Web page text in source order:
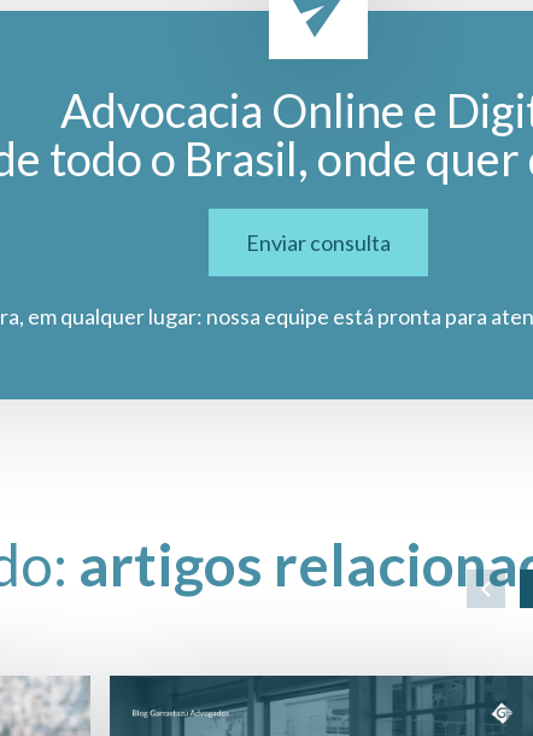
Advocacia Online e
todo o Brasil, onde quer
Enviar consulta
em qualquer lugar: nossa equipe está pronta para
artigos